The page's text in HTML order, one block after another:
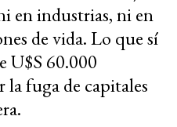
en industrias, ni en
de vida. Lo que sí
U$S 60.000
fuga de capitales